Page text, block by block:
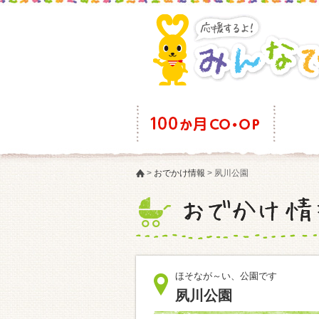
> おでかけ情報 >夙川公園
ほそなが～い、公園です
夙川公園